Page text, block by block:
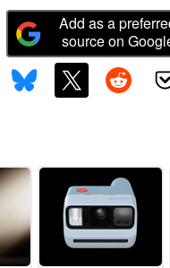
Add as a
source on